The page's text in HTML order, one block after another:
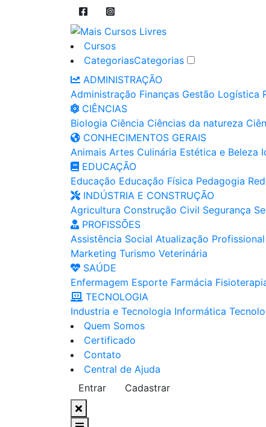
Cursos
CategoriasCategorias
ADMINISTRAÇÃO
Administração Finanças Gestão Logística
CIÊNCIAS
Biologia Ciência Ciências da natureza
CONHECIMENTOS GERAIS
Animais Artes Culinária Estética e Beleza
EDUCAÇÃO
Educação Educação Física Pedagogia
INDÚSTRIA E CONSTRUÇÃO
Agricultura Construção Civil Segurança
PROFISSÕES
Assistência Social Atualização Profissional
Marketing Turismo Veterinária
SAÚDE
Enfermagem Esporte Farmácia
TECNOLOGIA
Industria e Tecnologia Informática
Quem Somos
Certificado
Contato
Central de Ajuda
Entrar
Cadastrar